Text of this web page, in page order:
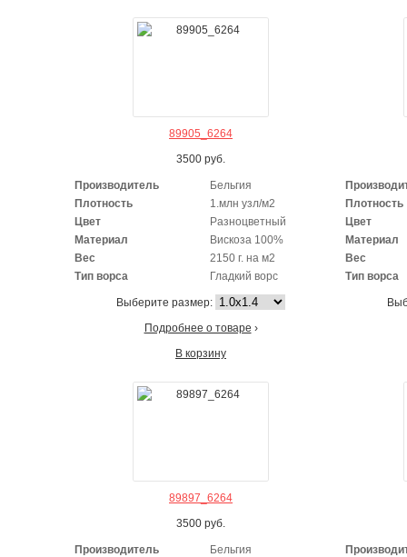
89905_6264
3500 руб.
Производитель
Бельгия
Плотность
1.млн узл/м2
Цвет
Разноцветный
Материал
Вискоза 100%
Вес
2150 г. на м2
Тип ворса
Гладкий ворс
Выберите размер:
Подробнее о товаре ›
В корзину
Плотность
Цвет
Материал
Вес
Тип ворса
89897_6264
3500 руб.
Производитель Бельгия